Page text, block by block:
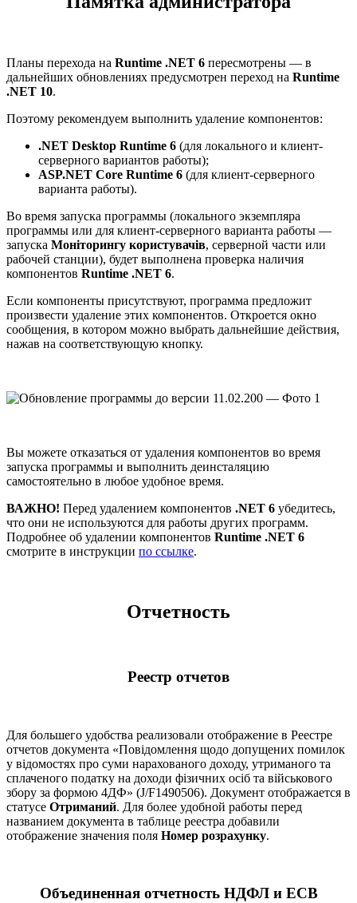
Планы перехода на Runtime .NET 6 пересмотрены — в
дальнейших обновлениях предусмотрен переход на Runtime
.NET 10.
Поэтому рекомендуем выполнить удаление компонентов:
.NET Desktop Runtime 6 (для локального и клиент-
серверного вариантов работы);
ASP.NET Core Runtime 6 (для клиент-серверного
варианта работы).
Во время запуска программы (локального экземпляра
программы или для клиент-серверного варианта работы —
запуска Моніторингу користувачів, серверной части или
рабочей станции), будет выполнена проверка наличия
компонентов Runtime .NET 6.
Если компоненты присутствуют, программа предложит
произвести удаление этих компонентов. Откроется окно
сообщения, в котором можно выбрать дальнейшие действия,
нажав на соответствующую кнопку.
Вы можете отказаться от удаления компонентов во время
запуска программы и выполнить деинсталяцию
самостоятельно в любое удобное время.
ВАЖНО! Перед удалением компонентов .NET 6 убедитесь,
что они не используются для работы других программ.
Подробнее об удалении компонентов Runtime .NET 6
смотрите в инструкции по ссылке.
Отчетность
Реестр отчетов
Для большего удобства реализовали отображение в Реестре
отчетов документа «Повідомлення щодо допущених помилок
у відомостях про суми нарахованого доходу, утриманого та
сплаченого податку на доходи фізичних осіб та військового
збору за формою 4ДФ» (J/F1490506). Документ отображается в
статусе Отриманий. Для более удобной работы перед
названием документа в таблице реестра добавили
отображение значения поля Номер розрахунку.
Объединенная отчетность НДФЛ и ЕСВ